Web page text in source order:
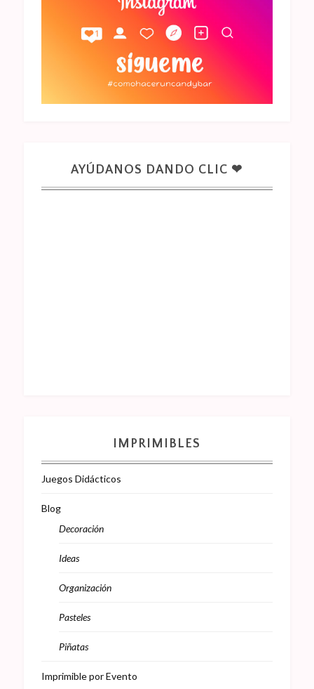
AYÚDANOS DANDO CLIC ❤
IMPRIMIBLES
Juegos Didácticos
Blog
Decoración
Ideas
Organización
Pasteles
Piñatas
Imprimible por Evento